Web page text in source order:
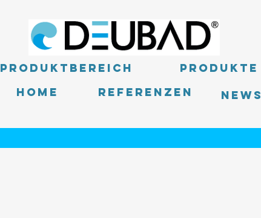
Produktbereich
Produkte
Home
Referenzen News